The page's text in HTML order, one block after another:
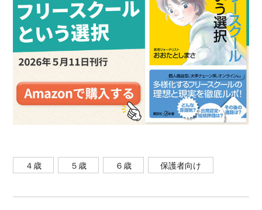
４歳 ５歳 ６歳 保護者向け